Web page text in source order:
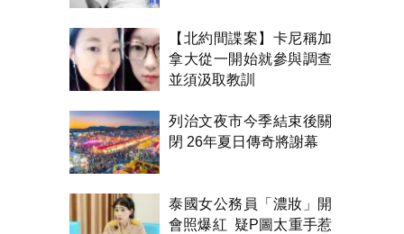
【北約間諜案】卡尼稱加
拿大從一開始就參與調查
並須汲取教訓
列治文夜市今季結束後關
閉 26年夏日傳奇將謝幕
泰國女公務員「濃妝」開
會照爆紅 疑P圖太重手惹